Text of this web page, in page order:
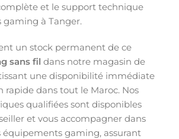
et le support technique
gaming à Tanger.
un stock permanent de ce
sans fil dans notre magasin de
une disponibilité immédiate
rapide dans tout le Maroc. Nos
qualifiées sont disponibles
et vous accompagner dans
équipements gaming, assurant